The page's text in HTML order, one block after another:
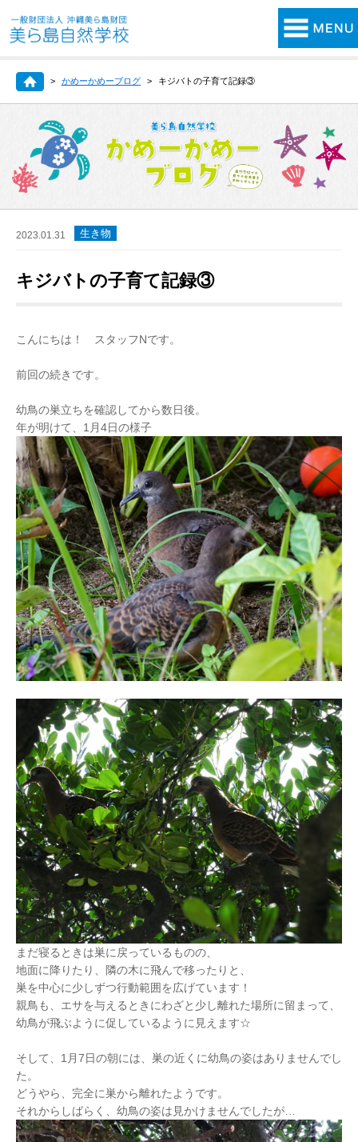
かめーかめーブログ キジバトの子育て記録③
2023.01.31 生き物
キジバトの子育て記録③
こんにちは！ スタッフNです。
前回の続きです。
幼鳥の巣立ちを確認してから数日後。
年が明けて、1月4日の様子
まだ寝るときは巣に戻っているものの、
地面に降りたり、隣の木に飛んで移ったりと、
巣を中心に少しずつ行動範囲を広げています！
親鳥も、エサを与えるときにわざと少し離れた場所に留まって、
幼鳥が飛ぶように促しているように見えます☆
そして、1月7日の朝には、巣の近くに幼鳥の姿はありませんでし
た。
どうやら、完全に巣から離れたようです。
それからしばらく、幼鳥の姿は見かけませんでしたが…